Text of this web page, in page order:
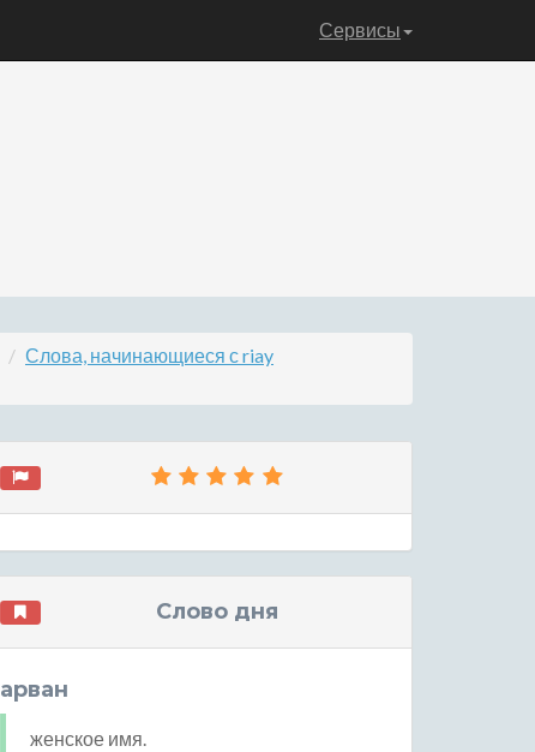
Сервисы
Слова, начинающиеся с riay
Слово дня
арван
женское имя.